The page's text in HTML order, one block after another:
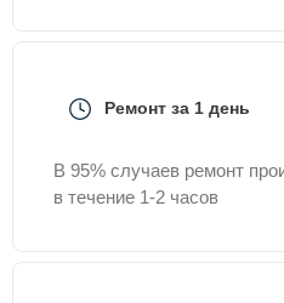
Ремонт за 1 день
В 95% случаев ремонт
в течение 1-2 часов